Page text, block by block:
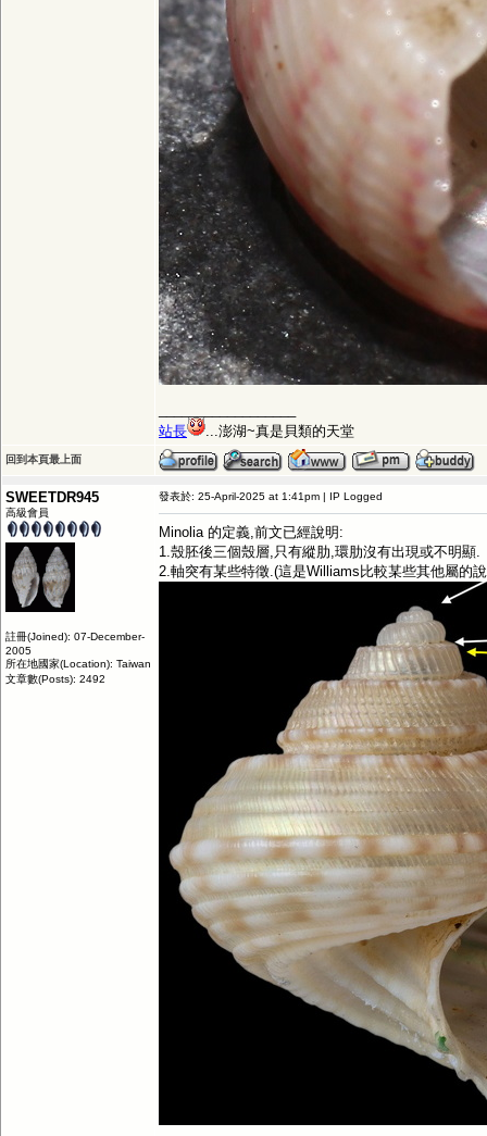
站長
...澎湖~真是貝類的天堂
回到本頁最上面
SWEETDR945
高級會員
註冊(Joined): 07-December-
2005
所在地國家(Location): Taiwan
文章數(Posts): 2492
發表於: 25-April-2025 at 1:41pm | IP Logged
Minolia 的定義,前文已經說明:
1.殼胚後三個殼層,只有縱肋,環肋沒有出現或不明顯.
2.軸突有某些特徵.(這是Williams比較某些其他屬的